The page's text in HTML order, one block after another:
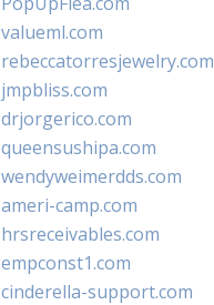
valueml.com
rebeccatorresjewelry.com
jmpbliss.com
drjorgerico.com
queensushipa.com
wendyweimerdds.com
ameri-camp.com
hrsreceivables.com
empconst1.com
cinderella-support.com